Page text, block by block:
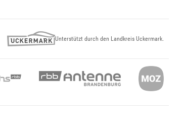
Unterstützt durch den Landkreis Uckermark.